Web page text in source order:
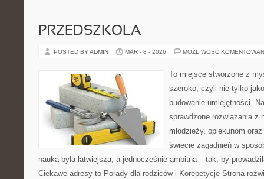
PRZEDSZKOLA
POSTED BY ADMIN MAR - 8 - 2026 MOŻLIWOŚĆ
To miejsce stworzone z
szeroko, czyli nie tylko
budowanie umiejętności.
sprawdzone rozwiązania z
młodzieży, opiekunom
świecie zagadnień w
nauka była łatwiejsza, a jednocześnie ambitna – tak, by
Ciekawe adresy to Porady dla rodziców i Korepetycje Strona